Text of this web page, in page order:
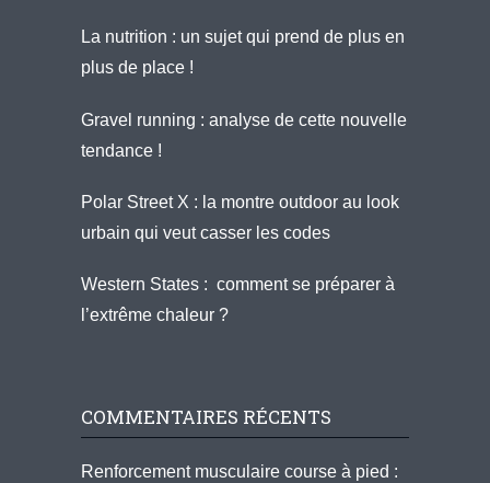
La nutrition : un sujet qui prend de plus en
plus de place !
Gravel running : analyse de cette nouvelle
tendance !
Polar Street X : la montre outdoor au look
urbain qui veut casser les codes
Western States : comment se préparer à
l’extrême chaleur ?
COMMENTAIRES RÉCENTS
Renforcement musculaire course à pied :